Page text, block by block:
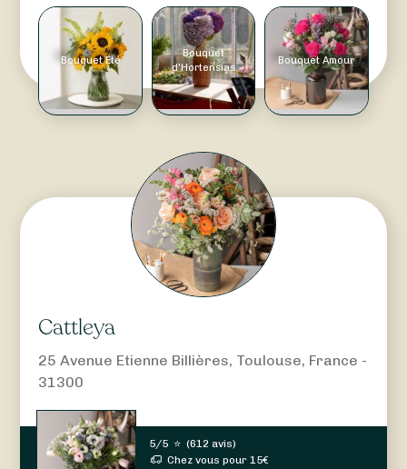
Bouquet Été
Bouquet
d'Hortensias
Bouquet Amour
Cattleya
25 Avenue Etienne Billières, Toulouse, France -
31300
5/5 ⭐ (612 avis)
Chez vous pour15€